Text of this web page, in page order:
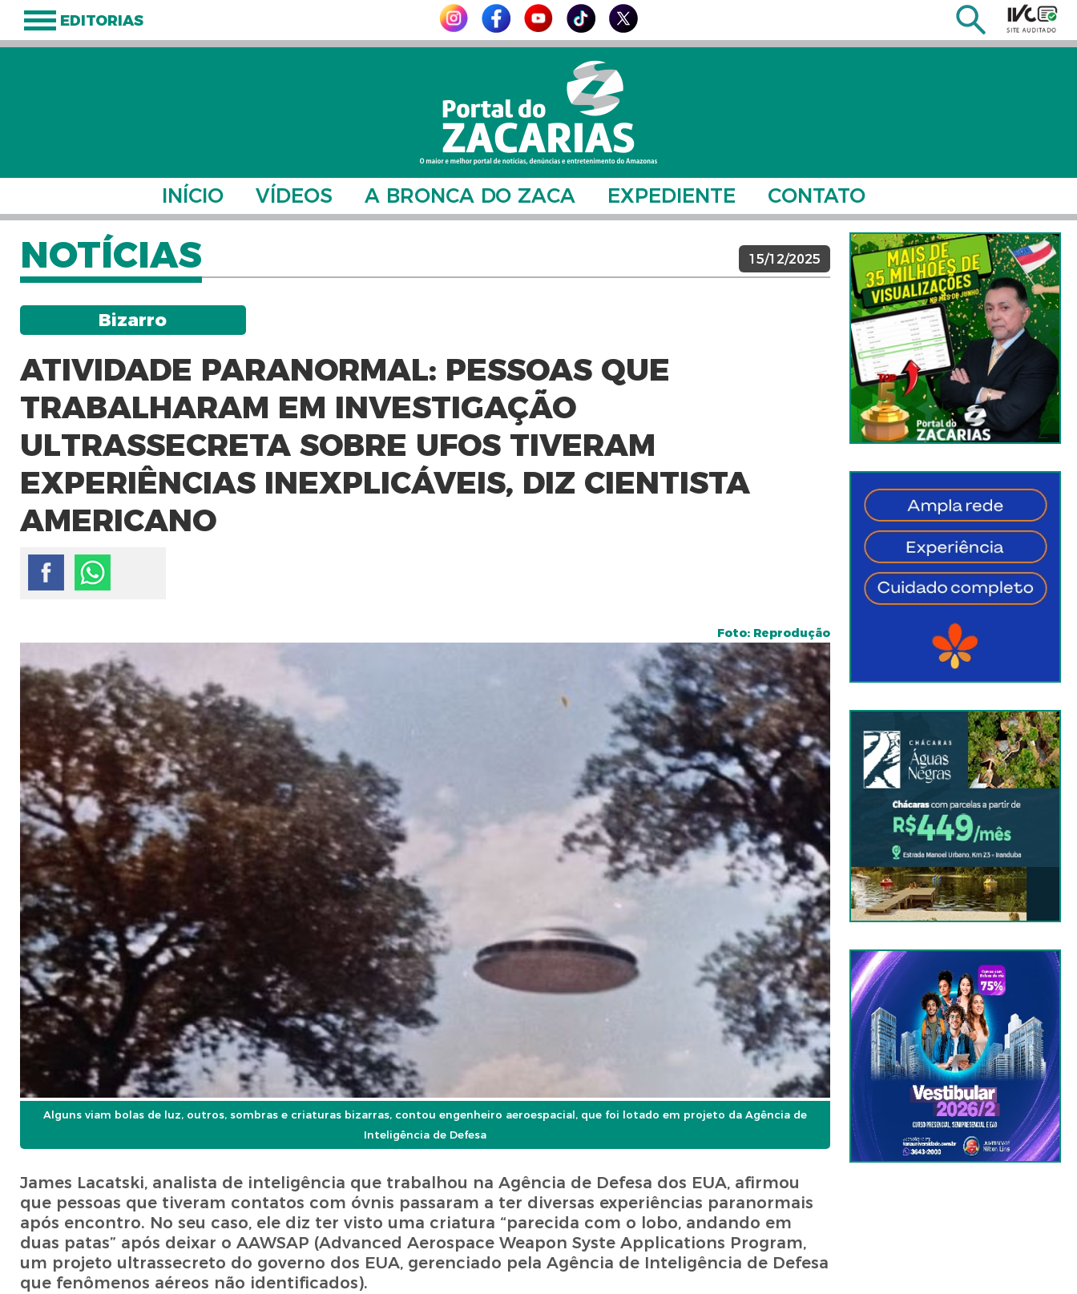
EDITORIAS
INÍCIO VÍDEOS A BRONCA DO ZACA EXPEDIENTE CONTATO
NOTÍCIAS 15/12/2025
Bizarro
ATIVIDADE PARANORMAL: PESSOAS QUE
TRABALHARAM EM INVESTIGAÇÃO
ULTRASSECRETA SOBRE UFOS TIVERAM
EXPERIÊNCIAS INEXPLICÁVEIS, DIZ CIENTISTA
AMERICANO
Foto: Reprodução
Alguns viam bolas de luz, outros, sombras e criaturas bizarras, contou engenheiro aeroespacial, que foi lotado em projeto da Agência de
Inteligência de Defesa
James Lacatski, analista de inteligência que trabalhou na Agência de Defesa dos EUA, afirmou
que pessoas que tiveram contatos com óvnis passaram a ter diversas experiências paranormais
após encontro. No seu caso, ele diz ter visto uma criatura “parecida com o lobo, andando em
duas patas” após deixar o AAWSAP (Advanced Aerospace Weapon Syste Applications Program,
um projeto ultrassecreto do governo dos EUA, gerenciado pela Agência de Inteligência de Defesa
que fenômenos aéreos não identificados).